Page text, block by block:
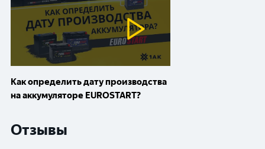
Как определить дату производства
на аккумуляторе EUROSTART?
Отзывы